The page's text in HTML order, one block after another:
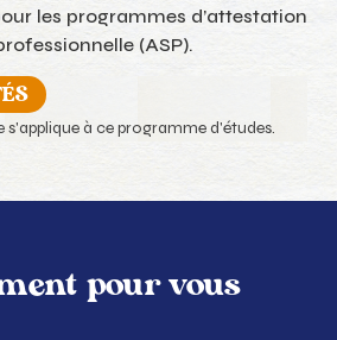
les programmes d’attestation
(ASP).
à ce programme d'études.
pour vous